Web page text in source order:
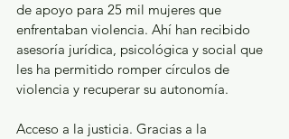
de apoyo para 25 mil mujeres que
enfrentaban violencia. Ahí han recibido
asesoría jurídica, psicológica y social que
les ha permitido romper círculos de
violencia y recuperar su autonomía.
Acceso a la justicia. Gracias a la